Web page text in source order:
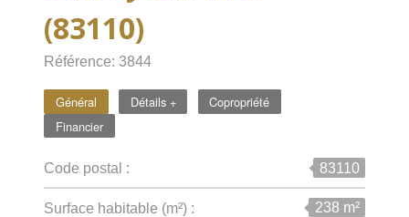
(83110)
Référence: 3844
Général Détails +
Copropriété
Financier
Code postal : 83110
Surface habitable (m²) : 238 m²